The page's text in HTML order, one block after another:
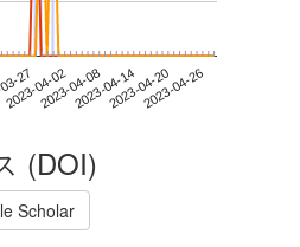
27
2023-04-022023-04-082023-04-142023-04-202023-04-26
(DOI)
Scholar